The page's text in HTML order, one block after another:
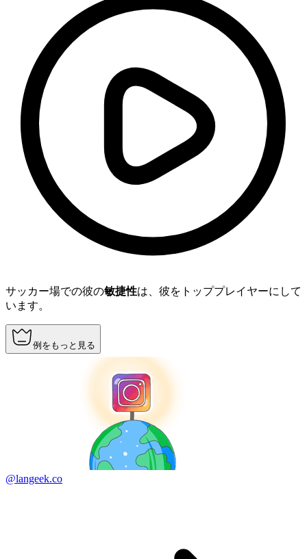
サッカー場での彼の敏捷性は、彼をトッププレイヤーにして
います。
例をもっと見る
@langeek.co